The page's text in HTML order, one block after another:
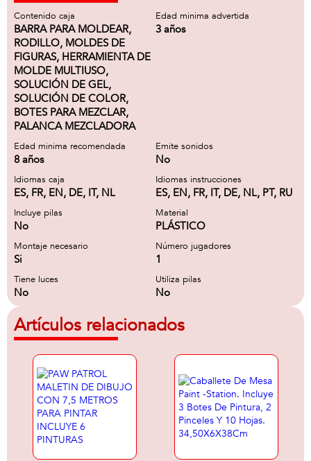
Contenido caja
BARRA PARA MOLDEAR,
RODILLO, MOLDES DE
FIGURAS, HERRAMIENTA DE
MOLDE MULTIUSO,
SOLUCIÓN DE GEL,
SOLUCIÓN DE COLOR,
BOTES PARA MEZCLAR,
PALANCA MEZCLADORA
Edad minima advertida
3 años
Edad minima recomendada
8 años
Emite sonidos
No
Idiomas caja
ES, FR, EN, DE, IT, NL
Idiomas instrucciones
ES, EN, FR, IT, DE, NL, PT, RU
Incluye pilas
No
Material
PLÁSTICO
Montaje necesario
Si
Número jugadores
1
Tiene luces
No
Utiliza pilas
No
Artículos relacionados